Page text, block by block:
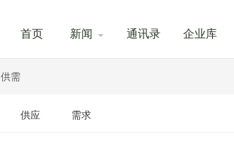
首页 新闻 通讯录 企业库
供需
供应 需求